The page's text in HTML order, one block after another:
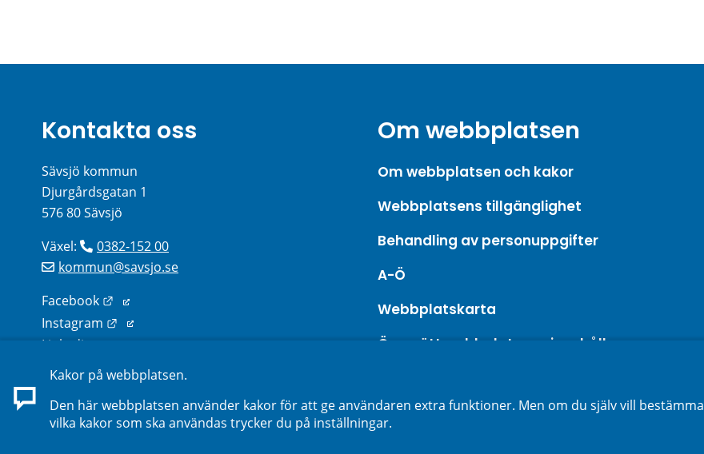
Kontakta oss
Sävsjö kommun
Djurgårdsgatan 1
576 80 Sävsjö
Växel:
0382-152 00
kommun@savsjo.se
Facebook
Länk till annan webbplats.
Instagram
Länk till annan webbplats.
Linkedin
Sök kontakter på webbplatsen
Om webbplatsen
Om webbplatsen och kakor
Webbplatsens tillgänglighet
Behandling av personuppgifter
A-Ö
Webbplatskarta
Översätt webbplatsens innehåll
Kakor på webbplatsen.
Den här webbplatsen använder kakor för att ge användaren extra funktioner. Men om du själv vill bestämma
vilka kakor som ska användas trycker du på inställningar.